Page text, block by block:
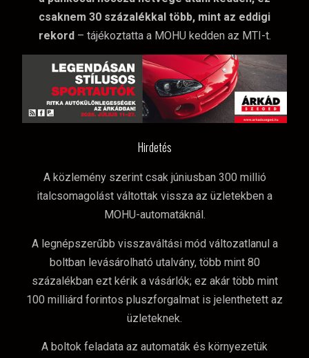
csaknem 30 százalékkal több, mint az eddigi
rekord– tájékoztatta a MOHU kedden az MTI-t.
Hirdetés
A közlemény szerint csak júniusban 300 millió
italcsomagolást váltottak vissza az üzletekben a
MOHU-automatáknál.
A legnépszerűbb visszaváltási mód változatlanul a
boltban levásárolható utalvány, több mint 80
százalékban ezt kérik a vásárlók; ez akár több mint
100 milliárd forintos pluszforgalmat is jelenthetett az
üzleteknek.
A boltok feladata az automaták és környezetük